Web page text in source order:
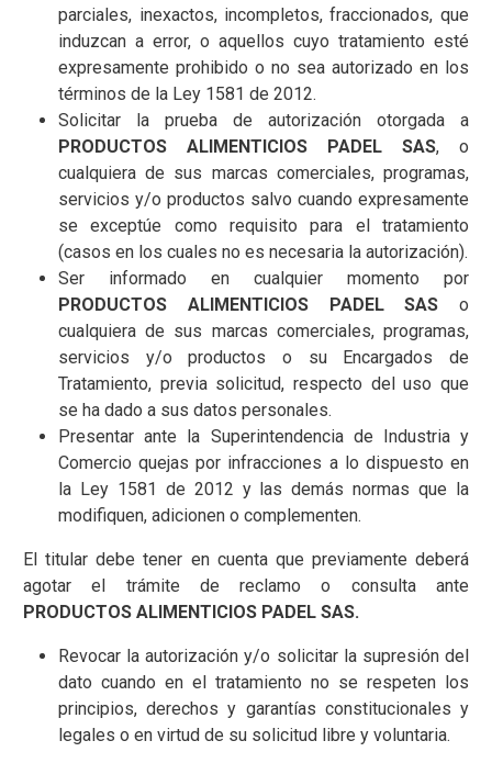
parciales, inexactos, incompletos, fraccionados, que
induzcan a error, o aquellos cuyo tratamiento esté
expresamente prohibido o no sea autorizado en los
términos de la Ley 1581 de 2012.
Solicitar la prueba de autorización otorgada a
PRODUCTOS ALIMENTICIOS PADEL SAS, o
cualquiera de sus marcas comerciales, programas,
servicios y/o productos salvo cuando expresamente
se exceptúe como requisito para el tratamiento
(casos en los cuales no es necesaria la autorización).
Ser informado en cualquier momento por
PRODUCTOS ALIMENTICIOS PADEL SAS o
cualquiera de sus marcas comerciales, programas,
servicios y/o productos o su Encargados de
Tratamiento, previa solicitud, respecto del uso que
se ha dado a sus datos personales.
Presentar ante la Superintendencia de Industria y
Comercio quejas por infracciones a lo dispuesto en
la Ley 1581 de 2012 y las demás normas que la
modifiquen, adicionen o complementen.
El titular debe tener en cuenta que previamente deberá
agotar el trámite de reclamo o consulta ante
PRODUCTOS ALIMENTICIOS PADEL SAS.
Revocar la autorización y/o solicitar la supresión del
dato cuando en el tratamiento no se respeten los
principios, derechos y garantías constitucionales y
legales o en virtud de su solicitud libre y voluntaria.